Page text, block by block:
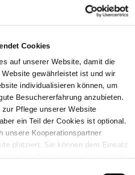
Cookies
auf unserer Website, damit die
gewährleistet ist und wir
individualisieren können, um
Besuchererfahrung anzubieten.
Pflege unserer Website
ein Teil der Cookies ist optional.
unsere Kooperationspartner
platziert. Sie können dem Einsatz